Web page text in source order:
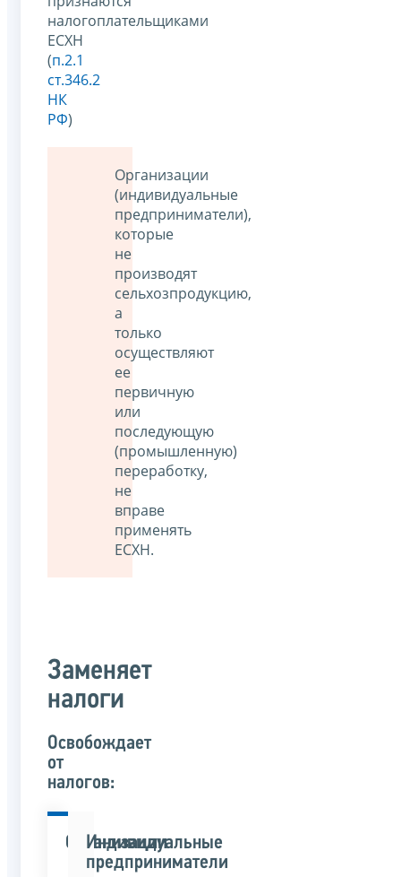
налогоплательщиками
ЕСХН
(п.2.1
ст.346.2
НК
РФ)
Организации
(индивидуальные
предприниматели),
которые
не
производят
сельхозпродукцию,
а
только
осуществляют
ее
первичную
или
последующую
(промышленную)
переработку,
не
вправе
применять
ЕСХН.
Заменяет
налоги
Освобождает
от
налогов:
Организации
Индивидуальные
предприниматели